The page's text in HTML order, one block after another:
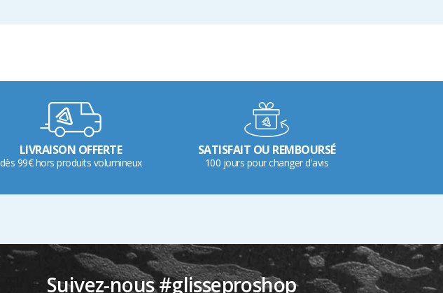
LIVRAISON OFFERTE
dès 99€ hors produits volumineux
SATISFAIT OU REMBOURSÉ
100 jours pour changer d'avis
Suivez-nous #glisseproshop